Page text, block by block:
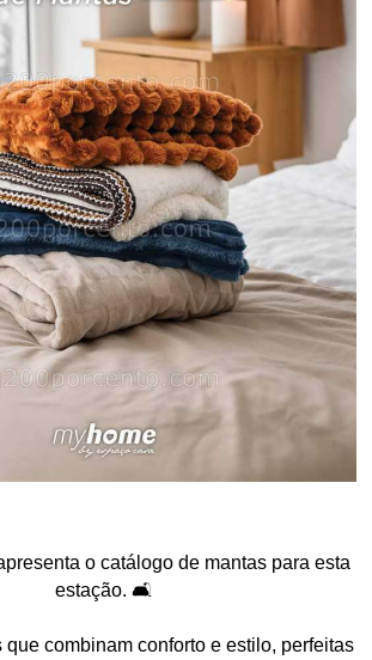
o catálogo de mantas para esta
estação. 🛋️
que combinam conforto e estilo, perfeitas